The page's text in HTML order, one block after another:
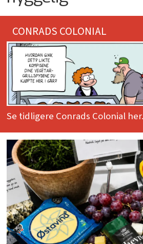
CONRADS COLONIAL
Se tidligere Conrads Colonial her.